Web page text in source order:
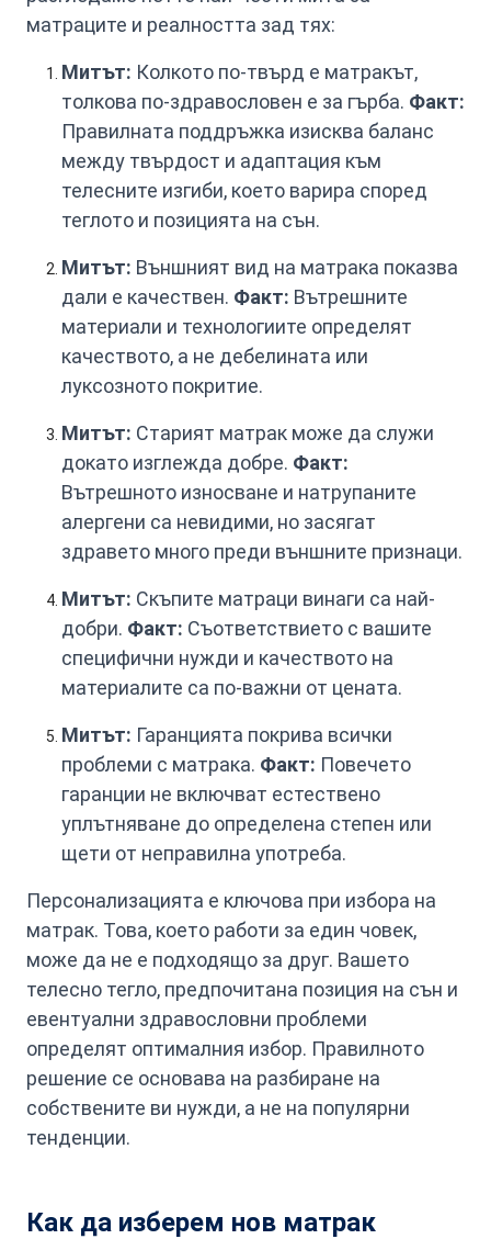
матраците и реалността зад тях:
Митът: Колкото по-твърд е матракът,
толкова по-здравословен е за гърба. Факт:
Правилната поддръжка изисква баланс
между твърдост и адаптация към
телесните изгиби, което варира според
теглото и позицията на сън.
Митът: Външният вид на матрака показва
дали е качествен. Факт: Вътрешните
материали и технологиите определят
качеството, а не дебелината или
луксозното покритие.
Митът: Старият матрак може да служи
докато изглежда добре. Факт:
Вътрешното износване и натрупаните
алергени са невидими, но засягат
здравето много преди външните признаци.
Митът: Скъпите матраци винаги са най-
добри. Факт: Съответствието с вашите
специфични нужди и качеството на
материалите са по-важни от цената.
Митът: Гаранцията покрива всички
проблеми с матрака. Факт: Повечето
гаранции не включват естествено
уплътняване до определена степен или
щети от неправилна употреба.
Персонализацията е ключова при избора на
матрак. Това, което работи за един човек,
може да не е подходящо за друг. Вашето
телесно тегло, предпочитана позиция на сън и
евентуални здравословни проблеми
определят оптималния избор. Правилното
решение се основава на разбиране на
собствените ви нужди, а не на популярни
тенденции.
Как да изберем нов матрак